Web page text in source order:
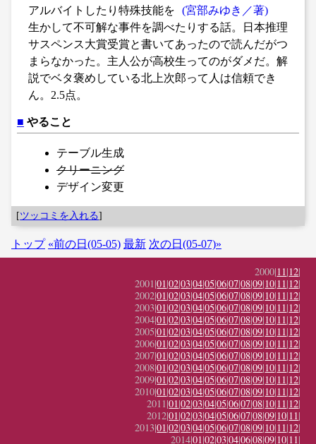
アルバイトしたり特殊技能を
生かして不可解な事件を調べたりする話。日本推理
サスペンス大賞受賞と書いてあったので読んだがつ
まらなかった。主人公が高校生ってのがダメだ。解
説でベタ褒めしている北上次郎って人は信頼でき
ん。2.5点。
■ やること
テーブル生成
クリーニング
デザイン変更
[ツッコミを入れる]
トップ «前の日(05-05) 最新 次の日(05-07)»
2000|11|12|
2001|01|02|03|04|05|06|07|08|09|10|11|12|
2002|01|02|03|04|05|06|07|08|09|10|11|12|
2003|01|02|03|04|05|06|07|08|09|10|11|12|
2004|01|02|03|04|05|06|07|08|09|10|11|12|
2005|01|02|03|04|05|06|07|08|09|10|11|12|
2006|01|02|03|04|05|06|07|08|09|10|11|12|
2007|01|02|03|04|05|06|07|08|09|10|11|12|
2008|01|02|03|04|05|06|07|08|09|10|11|12|
2009|01|02|03|04|05|06|07|08|09|10|11|12|
2010|01|02|03|04|05|06|07|08|09|10|11|12|
2011|01|02|03|04|05|06|07|08|10|11|12|
2012|01|02|03|04|05|06|07|08|09|10|11|
2013|01|02|03|04|05|06|07|08|09|10|11|12|
2014|01|02|03|04|06|08|09|10|11|